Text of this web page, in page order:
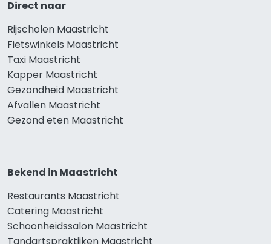
Direct naar
Rijscholen Maastricht
Fietswinkels Maastricht
Taxi Maastricht
Kapper Maastricht
Gezondheid Maastricht
Afvallen Maastricht
Gezond eten Maastricht
Bekend in Maastricht
Restaurants Maastricht
Catering Maastricht
Schoonheidssalon Maastricht